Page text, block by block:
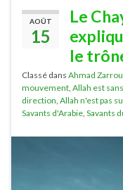
AOÛT
15
Le
le
Classé dans Ahmad
mouvement Allah est
direction Allah n'est pas
Savants d'Arabie Savants